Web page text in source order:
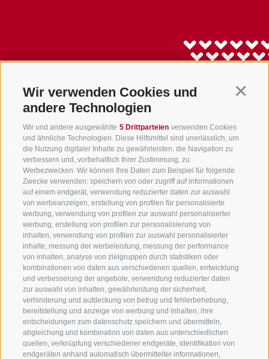
Wir verwenden Cookies und
andere Technologien
Wir und andere ausgewählte 5 Drittparteien verwenden Cookies
und ähnliche Technologien. Diese Hilfsmittel sind unerlässlich, um
die Nutzung digitaler Inhalte zu gewährleisten, die Navigation zu
verbessern und, vorbehaltlich Ihrer Zustimmung, zu
Werbezwecken. Wir können Ihre Daten zum Beispiel für folgende
Zwecke verwenden: speichern von oder zugriff auf informationen
auf einem endgerät, verwendung reduzierter daten zur auswahl
von werbeanzeigen, erstellung von profilen für personalisierte
werbung, verwendung von profilen zur auswahl personalisierter
werbung, erstellung von profilen zur personalisierung von
inhalten, verwendung von profilen zur auswahl personalisierter
inhalte, messung der werbeleistung, messung der performance
von inhalten, analyse von zielgruppen durch statistiken oder
kombinationen von daten aus verschiedenen quellen, entwicklung
und verbesserung der angebote, verwendung reduzierter daten
zur auswahl von inhalten, gewährleistung der sicherheit,
verhinderung und aufdeckung von betrug und fehlerbehebung,
bereitstellung und anzeige von werbung und inhalten, ihre
entscheidungen zum datenschutz speichern und übermitteln,
abgleichung und kombination von daten aus unterschiedlichen
quellen, verknüpfung verschiedener endgeräte, identifikation von
endgeräten anhand automatisch übermittelter informationen,
info@gsieser-tal.com
+39 0474 978 436
Tourismusgenossenschaft Gsiesertal - Welsberg - Taisten in
Südtirol
St. Martin 10a
I-39030 Gsiesertal
Sei jederzeit informiert und up to date!
NEWSLETTER